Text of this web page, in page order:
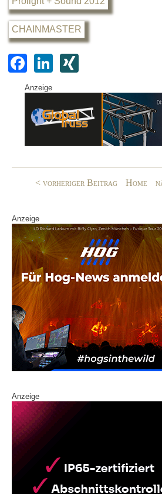
CHAINMASTER
F
a
c
e
o
Li
k
e
G
Anzeige
< vorheriger Beitrag Home
Anzeige
Anzeige